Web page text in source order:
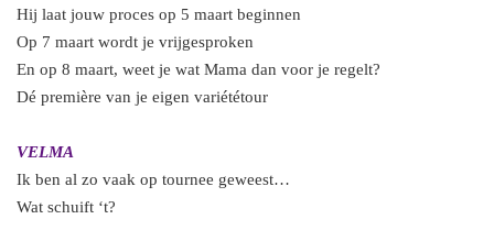
Hij laat jouw proces op 5 maart beginnen
Op 7 maart wordt je vrijgesproken
En op 8 maart, weet je wat Mama dan voor je regelt?
Dé première van je eigen variététour
VELMA
Ik ben al zo vaak op tournee geweest…
Wat schuift ‘t?